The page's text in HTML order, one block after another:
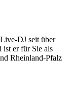
DJ seit über
ist er für Sie als
Rheinland-Pfalz